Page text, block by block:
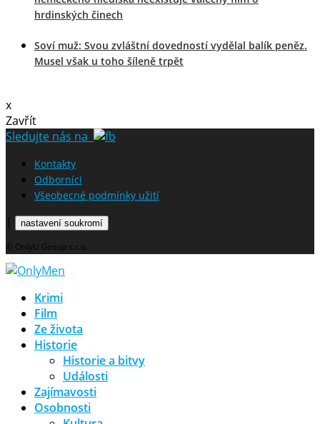
hrdinských činech
Soví muž: Svou zvláštní dovedností vydělal balík peněz.
Musel však u toho šíleně trpět
x
Zavřít
Sledujte nás na
Kontakty
Odborníci
Všeobecné podmínky užití
| nastavení soukromí
© OnlyU Group s.r.o.
Krimi
Film
Ze života
Historie
Historie a bitvy
Události
Zajímavosti
Osobnosti